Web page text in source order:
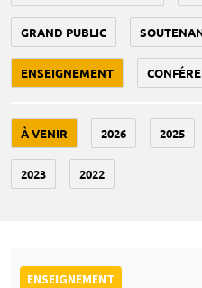
GRAND PUBLIC
ENSEIGNEMENT
À VENIR 2026 2025
2023 2022
ENSEIGNEMENT